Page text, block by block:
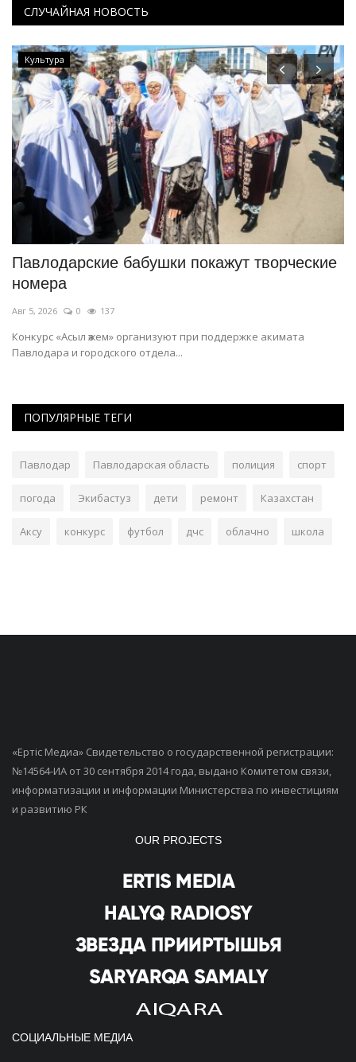
СЛУЧАЙНАЯ НОВОСТЬ
Культура
Павлодарские бабушки покажут творческие
номера
Авг 5, 2026 0 137
Конкурс «Асыл әжем» организуют при поддержке акимата
Павлодара и городского отдела...
ПОПУЛЯРНЫЕ ТЕГИ
Павлодар Павлодарская область полиция спорт
погода Экибастуз дети ремонт Казахстан
Аксу конкурс футбол дчс облачно школа
«Ертiс Медиа» Свидетельство о государственной регистрации:
№14564-ИА от 30 сентября 2014 года, выдано Комитетом связи,
информатизации и информации Министерства по инвестициям
и развитию РК
OUR PROJECTS
СОЦИАЛЬНЫЕ МЕДИА